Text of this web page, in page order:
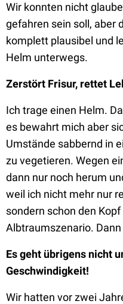
Wir konnten nicht
gefahren sein soll, aber
komplett plausibel und
Helm unterwegs.
Zerstört Frisur, rettet
Ich trage einen Helm.
es bewahrt mich aber
Umstände sabbernd in
zu vegetieren. Wegen
dann nur noch herum
weil ich nicht mehr nur
sondern schon den
Albtraumszenario.
Es geht übrigens nicht
Geschwindigkeit!
Wir hatten vor zwei